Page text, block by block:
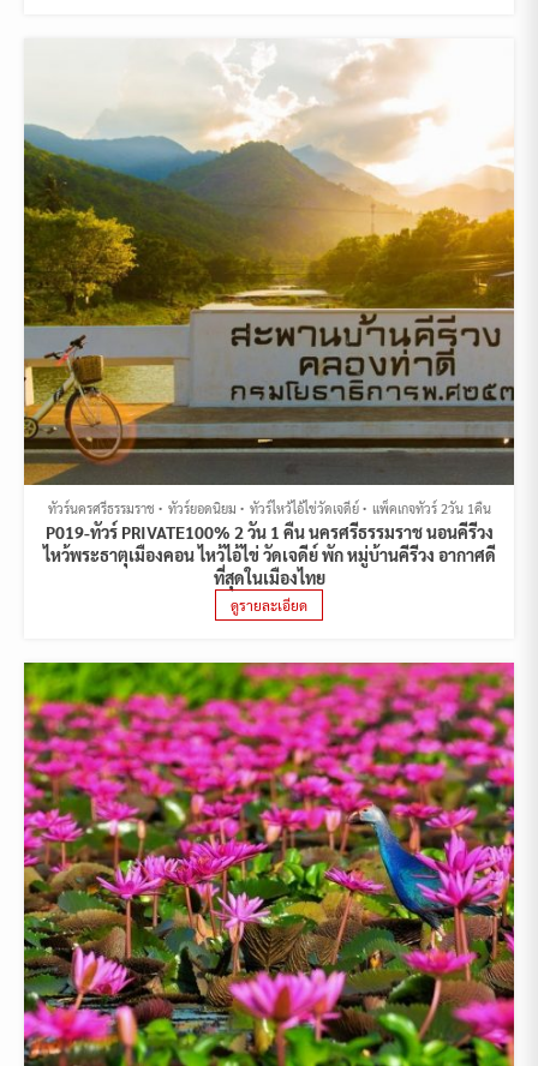
ทัวร์นครศรีธรรมราช ทัวร์ยอดนิยม ทัวร์ไหว้ไอ้ไข่วัดเจดีย์ แพ็คเกจทัวร์ 2วัน 1คืน
P019-ทัวร์ PRIVATE100% 2 วัน 1 คืน นครศรีธรรมราช นอนคีรีวง
ไหว้พระธาตุเมืองคอน ไหว้ไอ้ไข่ วัดเจดีย์ พัก หมู่บ้านคีรีวง อากาศดี
ที่สุดในเมืองไทย
ดูรายละเอียด